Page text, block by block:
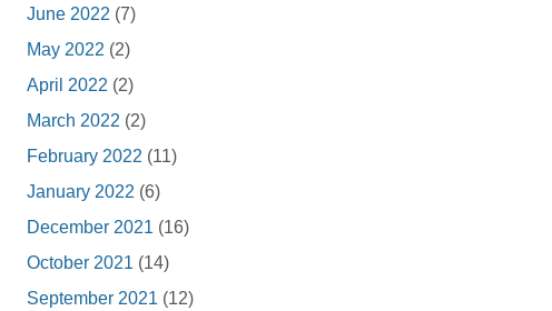
June 2022 (7)
May 2022 (2)
April 2022 (2)
March 2022 (2)
February 2022 (11)
January 2022 (6)
December 2021 (16)
October 2021 (14)
September 2021 (12)